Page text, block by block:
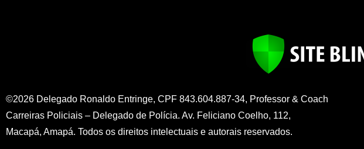
©2026 Delegado Ronaldo Entringe, CPF 843.604.887-34, Professor & Coach
Carreiras Policiais – Delegado de Polícia. Av. Feliciano Coelho, 112,
Macapá, Amapá. Todos os direitos intelectuais e autorais reservados.